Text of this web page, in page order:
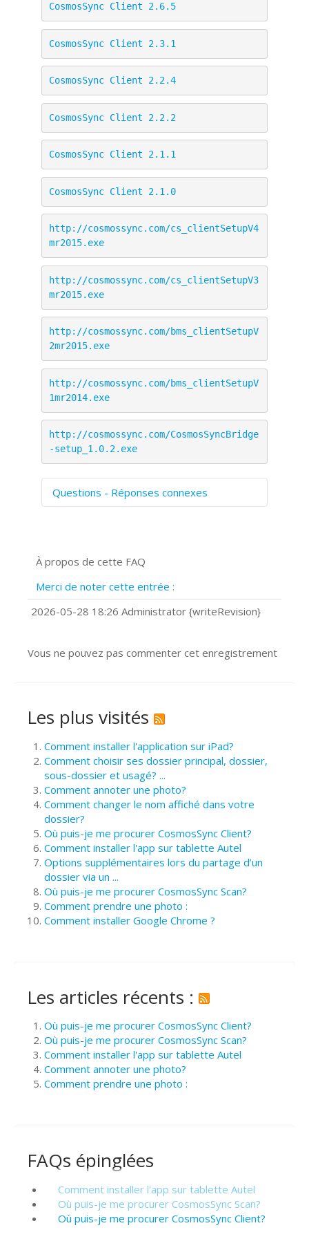
CosmosSync Client 2.6.5
CosmosSync Client 2.3.1
CosmosSync Client 2.2.4
CosmosSync Client 2.2.2
CosmosSync Client 2.1.1
CosmosSync Client 2.1.0
http://cosmossync.com/cs_clientSetupV4
mr2015.exe
http://cosmossync.com/cs_clientSetupV3
mr2015.exe
http://cosmossync.com/bms_clientSetupV
2mr2015.exe
http://cosmossync.com/bms_clientSetupV
1mr2014.exe
http://cosmossync.com/CosmosSyncBridge
-setup_1.0.2.exe
Questions - Réponses connexes
Prise de vue 360°
?
Comment installer Google Chrome ?
À propos de cette FAQ
Merci de noter cette entrée :
2026-05-28 18:26 Administrator {writeRevision}
Vous ne pouvez pas commenter cet enregistrement
Les plus visités
Comment installer l'application sur iPad?
Comment choisir ses dossier principal, dossier,
sous-dossier et usagé? ...
Comment annoter une photo?
Comment changer le nom affiché dans votre
dossier?
Où puis-je me procurer CosmosSync Client?
Comment installer l'app sur tablette Autel
Options supplémentaires lors du partage d’un
dossier via un ...
Où puis-je me procurer CosmosSync Scan?
Comment prendre une photo :
Comment installer Google Chrome ?
Les articles récents :
Où puis-je me procurer CosmosSync Client?
Où puis-je me procurer CosmosSync Scan?
Comment installer l'app sur tablette Autel
Comment annoter une photo?
Comment prendre une photo :
FAQs épinglées
Comment installer l'app sur tablette Autel
Où puis-je me procurer CosmosSync Scan?
Où puis-je me procurer CosmosSync Client?